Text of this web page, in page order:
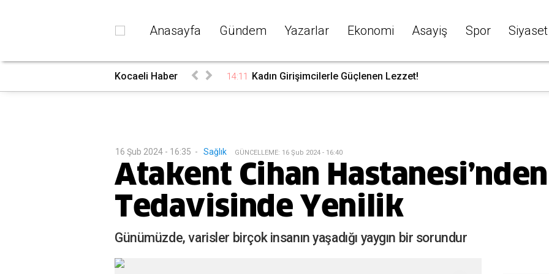
Anasayfa Gündem Yazarlar Ekonomi Asayiş Spor Siyaset
Kocaeli Haber 14:11 Kadın Girişimcilerle Güçlenen Lezzet!
16 Şub 2024 - 16:35 - Sağlık GÜNCELLEME: 16 Şub 2024 - 16:40
Atakent Cihan
Tedavisinde Yenilik
Günümüzde, varisler birçok insanın yaşadığı yaygın bir sorundur